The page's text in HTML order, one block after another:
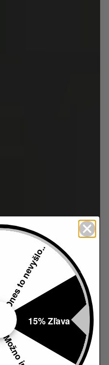
Dnes to nevyšlo..
15% Zľava